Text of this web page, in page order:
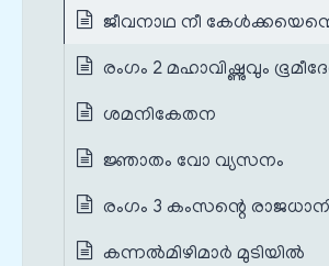
ജീവനാഥ നീ
രംഗം 2 മഹാവിഷ്ണുവും
ശമനികേതന
ജ്ഞാതം വോ വ്യസനം
രംഗം 3 കംസന്റെ
കന്നൽമിഴിമാർ മുടിയിൽ